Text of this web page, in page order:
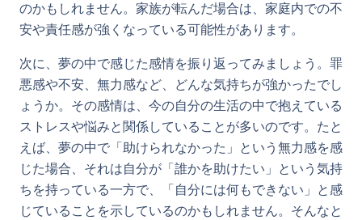
のかもしれません。家族が転んだ場合は、家庭内での不
安や責任感が強くなっている可能性があります。
次に、夢の中で感じた感情を振り返ってみましょう。罪
悪感や不安、無力感など、どんな気持ちが強かったでし
ょうか。その感情は、今の自分の生活の中で抱えている
ストレスや悩みと関係していることが多いのです。たと
えば、夢の中で「助けられなかった」という無力感を感
じた場合、それは自分が「誰かを助けたい」という気持
ちを持っている一方で、「自分には何もできない」と感
じていることを示しているのかもしれません。そんなと